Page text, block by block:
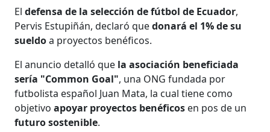
Eldefensa de la selección de fútbol de Ecuador,
Pervis Estupiñán, declaró quedonará el 1% de su
sueldoa proyectos benéficos.
El anuncio detalló que la asociación beneficiada
sería "Common Goal", una ONG fundada por
futbolista español Juan Mata, la cual tiene como
objetivoapoyar proyectos benéficos en pos de un
futuro sostenible.